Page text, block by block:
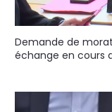
Demande de
échange en cours